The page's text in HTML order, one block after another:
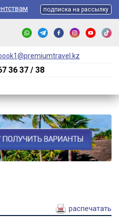
подписка на рассылку
36 37 / 38
распечатать